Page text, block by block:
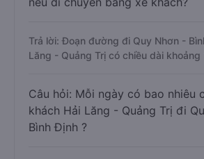
Trả lời: Đoạn đường đi Quy Nhơn -
Lăng - Quảng Trị có chiều dài
Câu hỏi: Mỗi ngày có bao nhiêu
khách Hải Lăng - Quảng Trị đi
Bình Định ?